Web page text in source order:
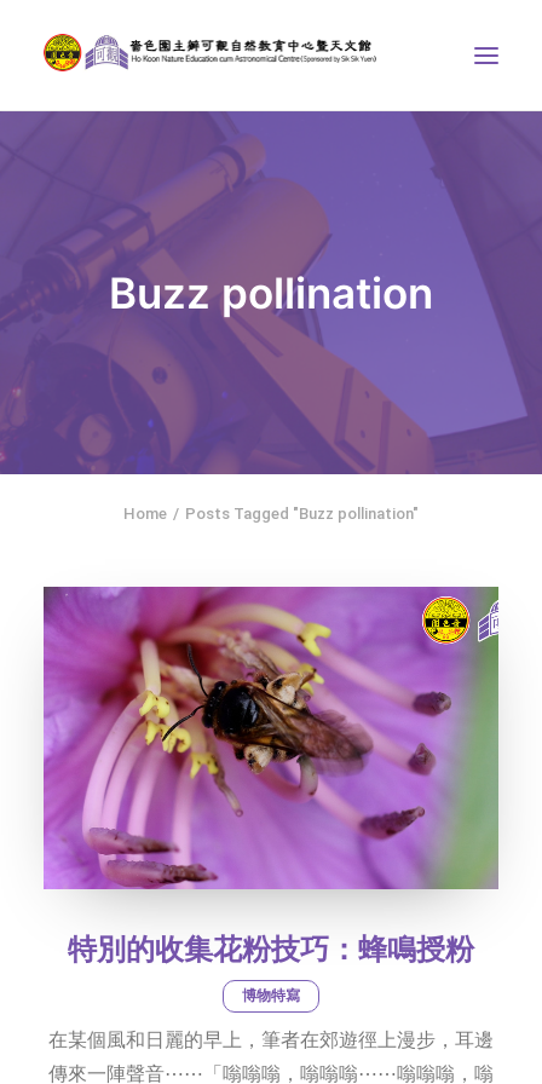
天文館
博物天地
比賽/專題計劃
聯絡我們
SEARCH
社交平台
字型大小
Buzz pollination
Home Posts Tagged "Buzz pollination"
特別的收集花粉技巧：蜂鳴授粉
博物特寫
在某個風和日麗的早上，筆者在郊遊徑上漫步，耳邊
傳來一陣聲音⋯⋯「嗡嗡嗡，嗡嗡嗡⋯⋯嗡嗡嗡，嗡